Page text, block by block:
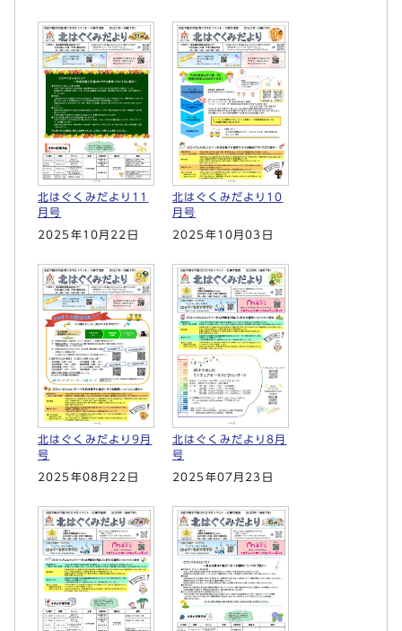
北はぐくみだより11
月号
2025年10月22日
北はぐくみだより10
月号
2025年10月03日
北はぐくみだより9月
号
2025年08月22日
北はぐくみだより8月
号
2025年07月23日